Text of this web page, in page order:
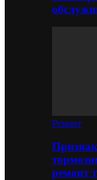
Ремонт
ремонт